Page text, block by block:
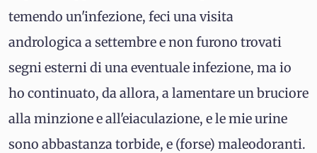
temendo un'infezione, feci una visita
andrologica a settembre e non furono trovati
segni esterni di una eventuale infezione, ma io
ho continuato, da allora, a lamentare un bruciore
alla minzione e all'eiaculazione, e le mie urine
sono abbastanza torbide, e (forse) maleodoranti.